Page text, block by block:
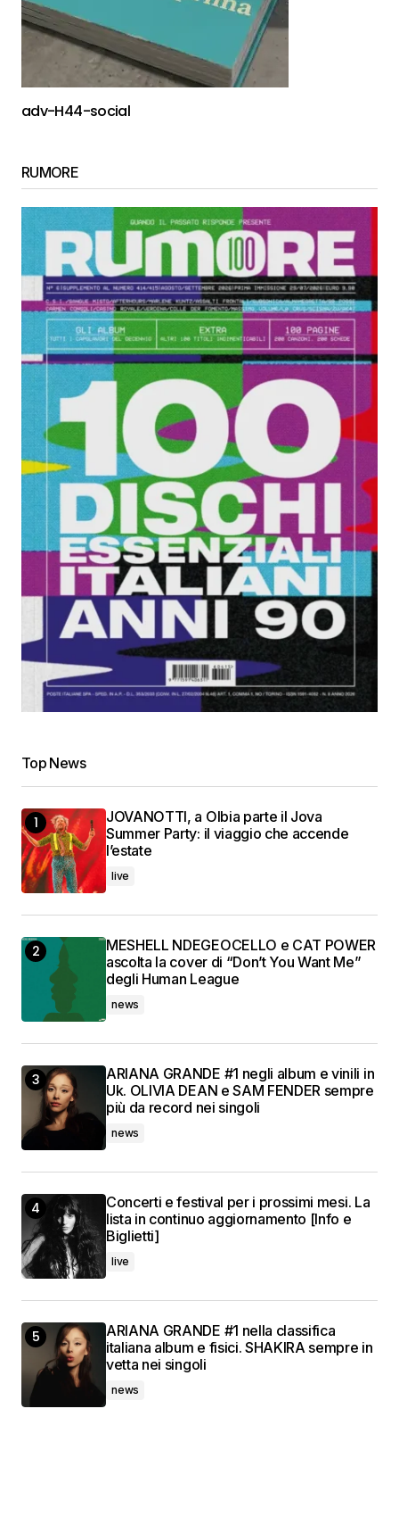
adv-H44-social
RUMORE
Top News
JOVANOTTI, a Olbia parte il Jova
Summer Party: il viaggio che accende
l’estate
live
MESHELL NDEGEOCELLO e CAT POWER
ascolta la cover di “Don’t You Want Me”
degli Human League
news
ARIANA GRANDE #1 negli album e vinili in
Uk. OLIVIA DEAN e SAM FENDER sempre
più da record nei singoli
news
Concerti e festival per i prossimi mesi. La
lista in continuo aggiornamento [Info e
Biglietti]
live
ARIANA GRANDE #1 nella classifica
italiana album e fisici. SHAKIRA sempre in
vetta nei singoli
news